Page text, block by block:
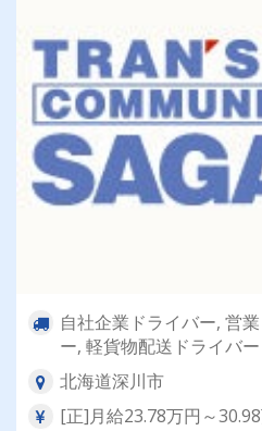
自社企業ドライバー, 営
ー, 軽貨物配送ドライバー
北海道深川市
[正]月給23.78万円～